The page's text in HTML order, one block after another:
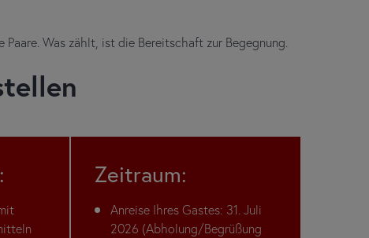
Was zählt, ist die Bereitschaft zur Begegnung.
Zeitraum:
Anreise Ihres Gastes: 31. Juli
2026 (Abholung/Begrüßung